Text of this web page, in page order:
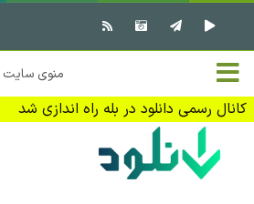
خانه
تماس با ما
تبلیغات
منوی سایت
کانال رسمی دانلود در بله راه اندازی شد
✖ بستن منو
نرم افزار کامپیوتر
بازی کامپیوتر